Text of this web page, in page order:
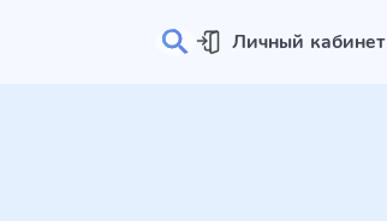
Личный кабинет